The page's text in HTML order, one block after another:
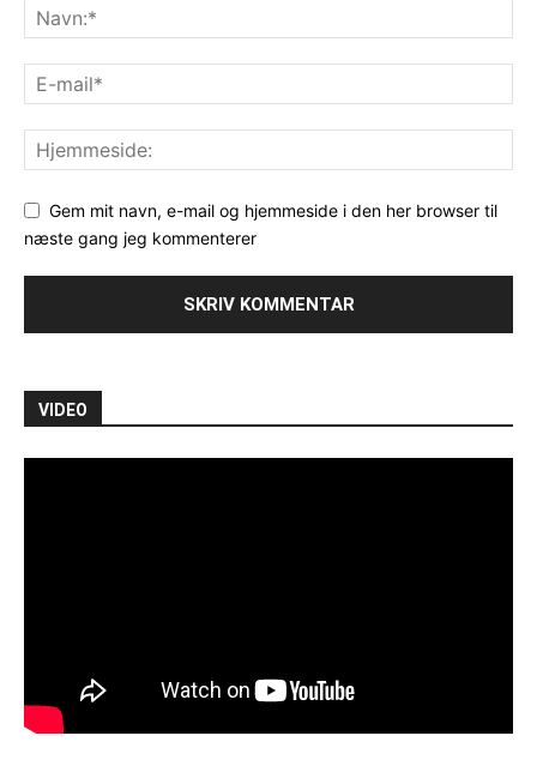
Gem mit navn, e-mail og hjemmeside i den her browser til
næste gang jeg kommenterer
VIDEO